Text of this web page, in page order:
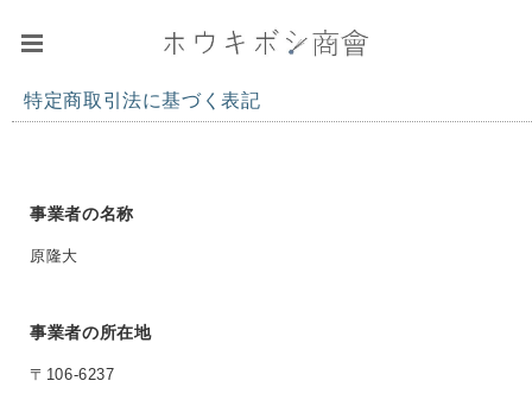
特定商取引法に基づく表記
事業者の名称
原隆大
事業者の所在地
〒106-6237